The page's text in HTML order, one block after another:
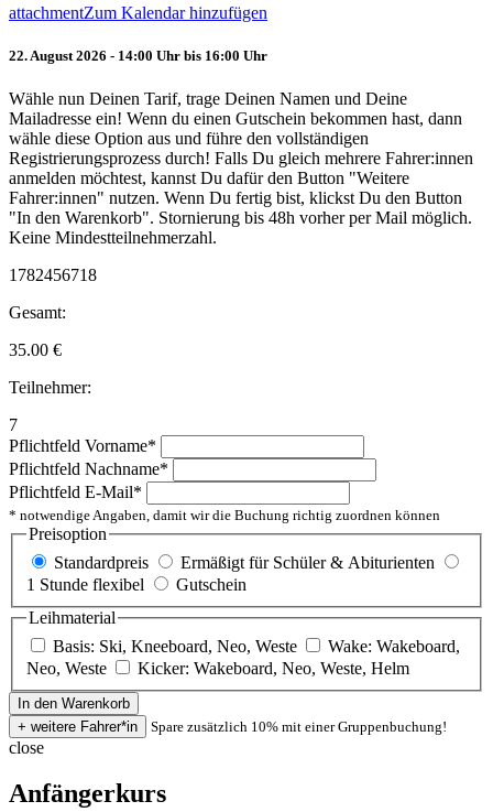
attachmentZum Kalendar hinzufügen
22. August 2026 - 14:00 Uhr bis 16:00 Uhr
Wähle nun Deinen Tarif, trage Deinen Namen und Deine
Mailadresse ein! Wenn du einen Gutschein bekommen hast, dann
wähle diese Option aus und führe den vollständigen
Registrierungsprozess durch! Falls Du gleich mehrere Fahrer:innen
anmelden möchtest, kannst Du dafür den Button "Weitere
Fahrer:innen" nutzen. Wenn Du fertig bist, klickst Du den Button
"In den Warenkorb". Stornierung bis 48h vorher per Mail möglich.
Keine Mindestteilnehmerzahl.
1782456718
Gesamt:
35.00 €
Teilnehmer:
7
Pflichtfeld Vorname*
Pflichtfeld Nachname*
Pflichtfeld E-Mail*
* notwendige Angaben, damit wir die Buchung richtig zuordnen können
Preisoption
Standardpreis
Ermäßigt für Schüler & Abiturienten
1 Stunde flexibel
Gutschein
Leihmaterial
Basis: Ski, Kneeboard, Neo, Weste
Wake: Wakeboard,
Neo, Weste
Kicker: Wakeboard, Neo, Weste, Helm
Spare zusätzlich 10% mit einer Gruppenbuchung!
close
Anfängerkurs